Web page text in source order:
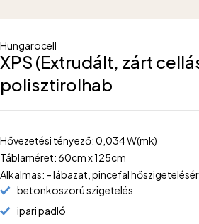
Hungarocell
XPS (Extrudált, zárt
polisztirolhab
Hővezetési tényező: 0,034 W(mk)
Táblaméret: 60cm x 125cm
Alkalmas: – lábazat, pincefal
betonkoszorú szigetelés
ipari padló